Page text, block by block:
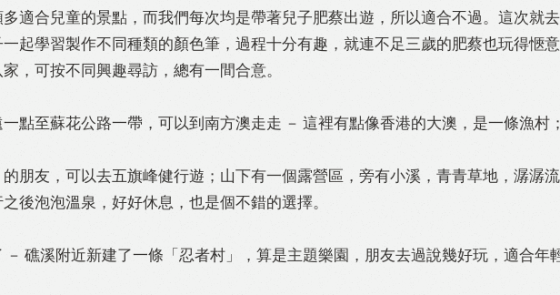
適合兒童的景點，而我們每次均是帶著兒子肥蔡出遊，所以適合不過。這次就
起學習製作不同種類的顏色筆，過程十分有趣，就連不足三歲的肥蔡也玩得愜
，可按不同興趣尋訪，總有一間合意。
點至蘇花公路一帶，可以到南方澳走走 － 這裡有點像香港的大澳，是一條漁村
的朋友，可以去五旗峰健行遊；山下有一個露營區，旁有小溪，青青草地，潺潺
後泡泡溫泉，好好休息，也是個不錯的選擇。
－ 礁溪附近新建了一條「忍者村」，算是主題樂園，朋友去過說幾好玩，適合年輕